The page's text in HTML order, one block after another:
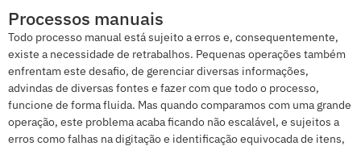
Processos manuais
Todo processo manual está sujeito a erros e, consequentemente,
existe a necessidade de retrabalhos. Pequenas operações também
enfrentam este desafio, de gerenciar diversas informações,
advindas de diversas fontes e fazer com que todo o processo,
funcione de forma fluida. Mas quando comparamos com uma grande
operação, este problema acaba ficando não escalável, e sujeitos a
erros como falhas na digitação e identificação equivocada de itens,